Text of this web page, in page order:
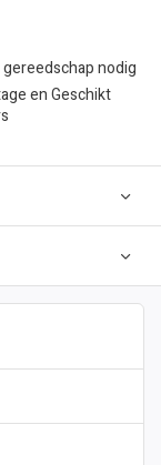
nodig
en Geschikt